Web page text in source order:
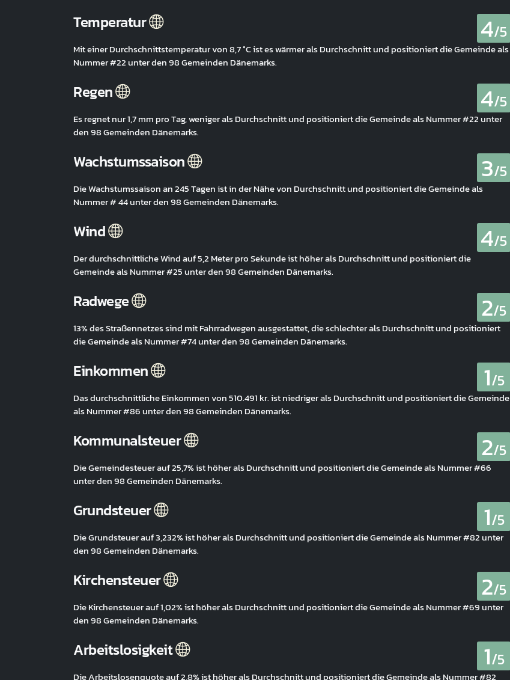
Temperatur 4/5
Mit einer Durchschnittstemperatur von 8,7 °C ist es wärmer als Durchschnitt und positioniert die Gemeinde als
Nummer #22 unter den 98 Gemeinden Dänemarks.
Regen 4/5
Es regnet nur 1,7 mm pro Tag, weniger als Durchschnitt und positioniert die Gemeinde als Nummer #22 unter
den 98 Gemeinden Dänemarks.
Wachstumssaison 3/5
Die Wachstumssaison an 245 Tagen ist in der Nähe von Durchschnitt und positioniert die Gemeinde als
Nummer # 44 unter den 98 Gemeinden Dänemarks.
Wind 4/5
Der durchschnittliche Wind auf 5,2 Meter pro Sekunde ist höher als Durchschnitt und positioniert die
Gemeinde als Nummer #25 unter den 98 Gemeinden Dänemarks.
Radwege 2/5
13% des Straßennetzes sind mit Fahrradwegen ausgestattet, die schlechter als Durchschnitt und positioniert
die Gemeinde als Nummer #74 unter den 98 Gemeinden Dänemarks.
Einkommen 1/5
Das durchschnittliche Einkommen von 510.491 kr. ist niedriger als Durchschnitt und positioniert die Gemeinde
als Nummer #86 unter den 98 Gemeinden Dänemarks.
Kommunalsteuer 2/5
Die Gemeindesteuer auf 25,7% ist höher als Durchschnitt und positioniert die Gemeinde als Nummer #66
unter den 98 Gemeinden Dänemarks.
Grundsteuer 1/5
Die Grundsteuer auf 3,232% ist höher als Durchschnitt und positioniert die Gemeinde als Nummer #82 unter
den 98 Gemeinden Dänemarks.
Kirchensteuer 2/5
Die Kirchensteuer auf 1,02% ist höher als Durchschnitt und positioniert die Gemeinde als Nummer #69 unter
den 98 Gemeinden Dänemarks.
Arbeitslosigkeit 1/5
Die Arbeitslosenquote auf 2,8% ist höher als Durchschnitt und positioniert die Gemeinde als Nummer #82